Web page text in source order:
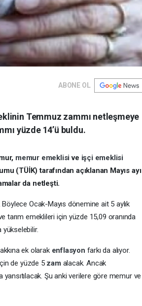
ABONE OL
Temmuz zammı netleşmeye
yüzde 14’ü buldu.
memur emeklisive işçi emeklisi
(TÜİK) tarafından açıklanan Mayıs ayı
da netleşti.
Böylece Ocak-Mayıs dönemine ait 5 aylık
tarım emeklileri için yüzde 15,09 oranında
yükselebilir.
ek olarak enflasyon farkı da alıyor.
de yüzde 5 zam alacak. Ancak
Şu anki verilere göre memur ve